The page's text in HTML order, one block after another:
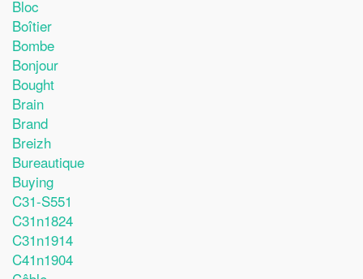
Bloc
Boîtier
Bombe
Bonjour
Bought
Brain
Brand
Breizh
Bureautique
Buying
C31-S551
C31n1824
C31n1914
C41n1904